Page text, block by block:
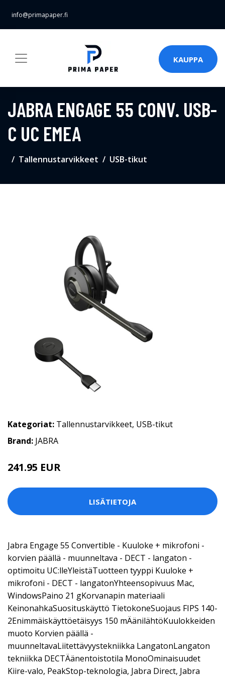
info@primapaper.fi
KAUPPA
JABRA ENGAGE 55 CONV. USB-
C UC EMEA
Tallennustarvikkeet USB-tikut
Kategoriat: Tallennustarvikkeet, USB-tikut
Brand: JABRA
241.95 EUR
LISÄTIETOJA
Jabra Engage 55 Convertible - Kuuloke + mikrofoni -
korvien päällä - muunneltava - DECT - langaton -
optimoitu UC:lleYleistäTuotteen tyyppi Kuuloke +
mikrofoni - DECT - langatonYhteensopivuus Mac,
WindowsPaino 21 gKorvanapin materiaali
KeinonahkaSuosituskäyttö TietokoneSuojaus FIPS 140-
2Enimmäiskäyttöetäisyys 150 mÄänilähtöKuulokkeiden
muoto Korvien päällä -
muunneltavaLiitettävyystekniikka LangatonLangaton
tekniikka DECTÄänentoistotila MonoOminaisuudet
Kiire-valo, PeakStop-teknologia, Jabra Direct, Jabra